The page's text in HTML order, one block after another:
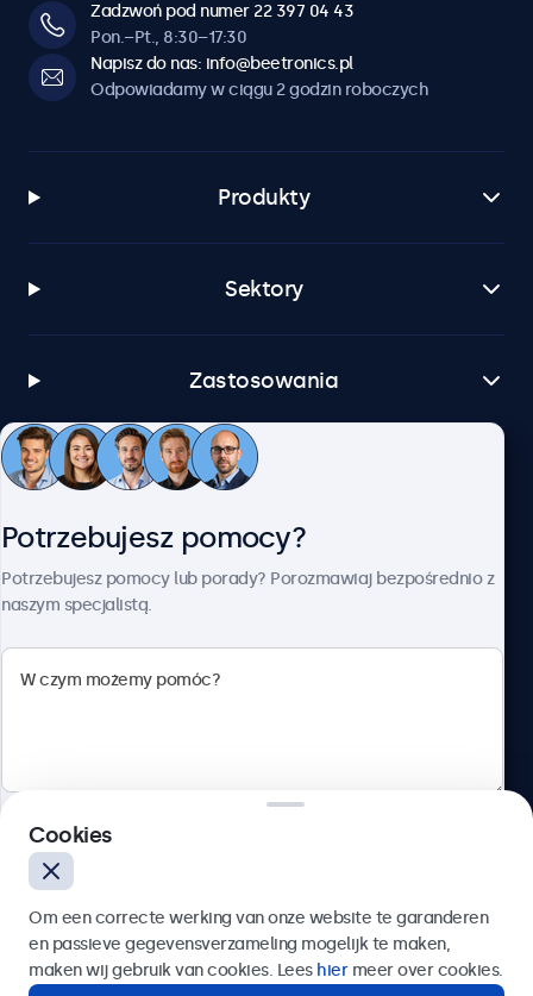
Zadzwoń pod numer 22 397 04 43
Pon.–Pt., 8:30–17:30
Napisz do nas: info@beetronics.pl
Odpowiadamy w ciągu 2 godzin roboczych
Produkty
Sektory
Zastosowania
Obsługa klienta
Polski
Potrzebujesz pomocy?
Potrzebujesz pomocy lub porady? Porozmawiaj bezpośrednio z
naszym specjalistą.
Wyślij
Lub zadzwoń pod numer:22 397 04 43
Cookies
Om een correcte werking van onze website te garanderen
en passieve gegevensverzameling mogelijk te maken,
maken wij gebruik van cookies. Lees hiermeer over cookies.